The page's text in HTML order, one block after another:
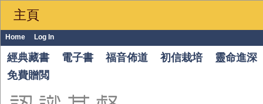
主頁
Home Log In
經典藏書 電子書 福音佈道 初信栽培
靈命進深
免費贈閲